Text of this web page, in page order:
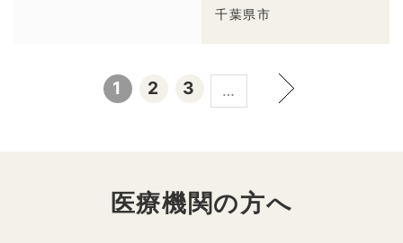
千葉県市
1 2 3 …
医療機関の方へ